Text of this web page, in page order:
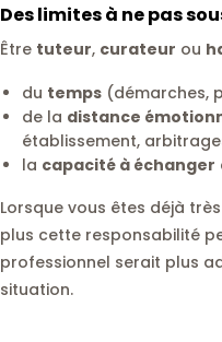
Des limites à ne pas
Être tuteur, curateur ou
du temps (démarches,
de la distance
établissement,
la capacité à échanger
Lorsque vous êtes déjà
plus cette responsabilité
professionnel serait plus
situation.